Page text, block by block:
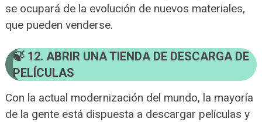
se ocupará de la evolución de nuevos materiales,
que pueden venderse.
12. ABRIR UNA TIENDA DE DESCARGA DE
PELÍCULAS
Con la actual modernización del mundo, la mayoría
de la gente está dispuesta a descargar películas y